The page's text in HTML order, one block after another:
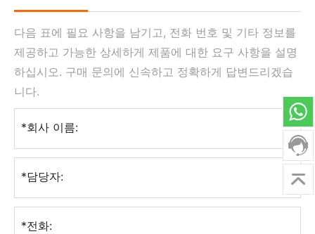
다음 표에 필요 사항을 남기고, 전화 번호 및 기타 정보를
제공하고 가능한 상세하게 제품에 대한 요구 사항을 설명
하십시오. 구매 문의에 신속하고 정확하게 답변드리겠습
니다.
*회사 이름:
*담당자:
*전화: